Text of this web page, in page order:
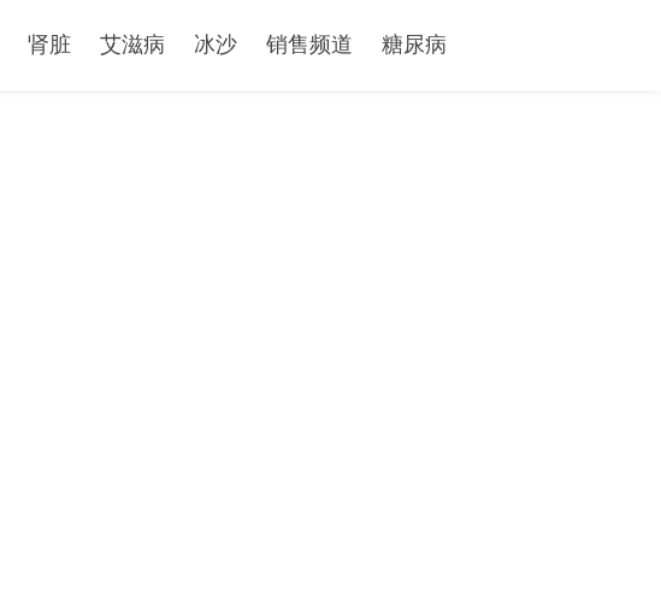
肾脏 艾滋病 冰沙 销售频道 糖尿病